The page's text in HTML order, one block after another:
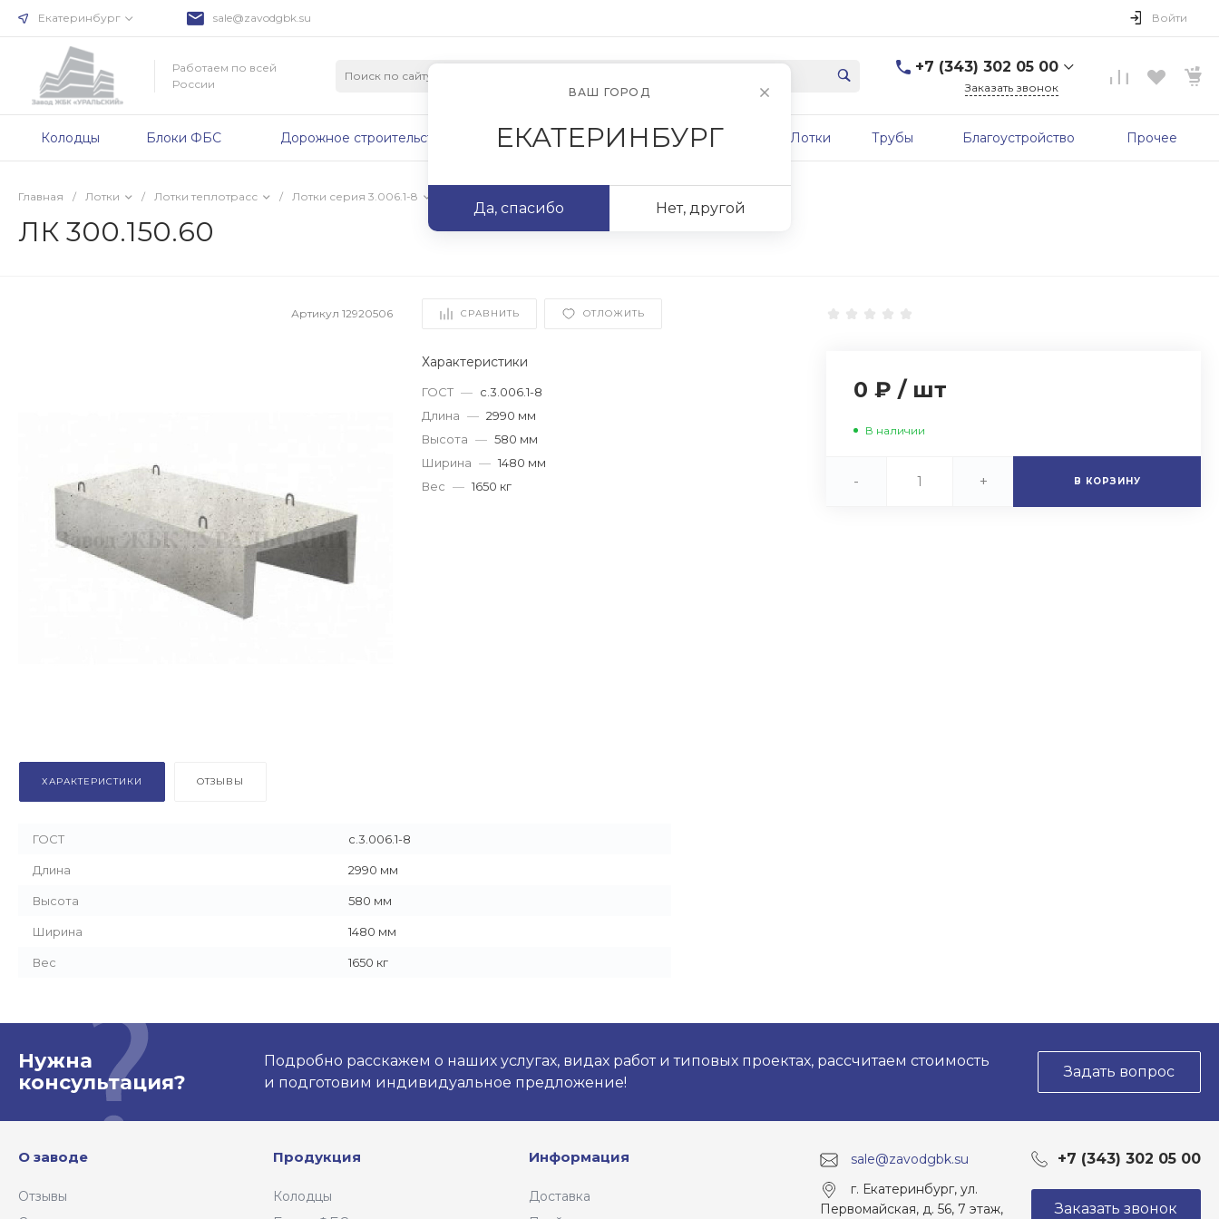
Екатеринбург sale@zavodgbk.su Войти
Работаем по всей
России
+7 (343) 302 05 00
г. Екатеринбург, ул.
Заказать звонок
Колодцы Блоки ФБС Дорожное строительство Плиты Сваи Фундаменты Лотки Трубы Благоустройство Прочее
Главная / Лотки / Лотки теплотрасс / Лотки серия 3.006.1-8
ЛК 300.150.60
Артикул12920506 СРАВНИТЬ ОТЛОЖИТЬ
Характеристики
ГОСТ — с.3.006.1-8
Длина — 2990 мм
Высота — 580 мм
Ширина — 1480 мм
Вес — 1650 кг
0 ₽ / шт
В наличии
- + В КОРЗИНУ
ХАРАКТЕРИСТИКИ ОТЗЫВЫ
ГОСТ с.3.006.1-8
Длина 2990 мм
Высота 580 мм
Ширина 1480 мм
Вес 1650 кг
Нужна
консультация?
Подробно расскажем о наших услугах, видах работ и типовых проектах, рассчитаем стоимость
и подготовим индивидуальное предложение!
Задать вопрос
О заводе
Отзывы
Продукция
Колодцы
Информация
Доставка
sale@zavodgbk.su +7 (343) 302 05 00
г. Екатеринбург, ул.
Первомайская, д. 56, 7 этаж,
Заказать звонок
ВАШ ГОРОД
ЕКАТЕРИНБУРГ
Да, спасибо Нет, другой